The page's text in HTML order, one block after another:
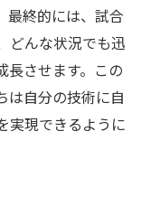
最終的には、試合
どんな状況でも迅
長させます。この
は自分の技術に自
実現できるように